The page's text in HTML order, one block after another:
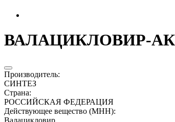
ВАЛАЦИКЛОВИР-
Производитель:
СИНТЕЗ
Страна:
РОССИЙСКАЯ ФЕДЕРАЦИЯ
Действующее вещество (МНН):
Валацикловир